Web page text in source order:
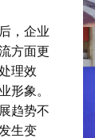
，企业
方面更
理效
形象。
趋势不
生变